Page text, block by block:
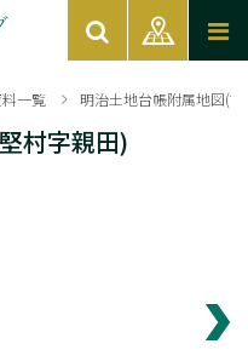
一覧 明治土地台帳附属地図(
村字親田)